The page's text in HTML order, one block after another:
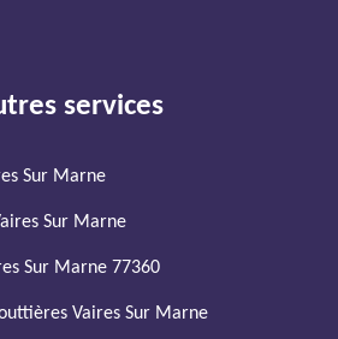
services
Sur Marne
Sur Marne
Sur Marne 77360
Vaires Sur Marne